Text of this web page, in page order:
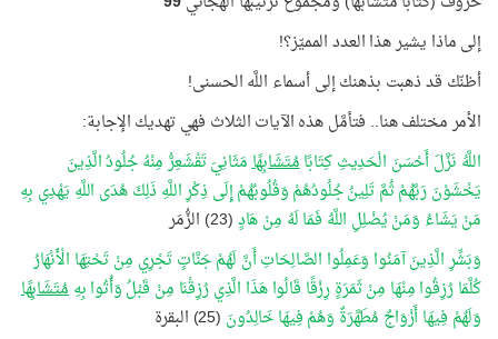
إلى ماذا يشير هذا العدد المميّز؟!
أظنّك قد ذهبت بذهنك إلى أسماء اللَّه الحسنى!
الأمر مختلف هنا.. فتأمَّل هذه الآيات الثلاث فهي تهديك الإجابة:
اللَّهُ نَزَّلَ أَحْسَنَ الْحَدِيثِ كِتَابًامُتَشَابِهًامَثَانِيَ تَقْشَعِرُّ مِنْهُ جُلُودُ الَّذِينَ
يَخْشَوْنَ رَبَّهُمْ ثُمَّ تَلِينُ جُلُودُهُمْ وَقُلُوبُهُمْ إِلَى ذِكْرِ اللَّهِ ذَلِكَ هُدَى اللَّهِ يَهْدِي بِهِ
مَنْ يَشَاءُ وَمَنْ يُضْلِلِ اللَّهُ فَمَا لَهُ مِنْ هَادٍ(23)
الزُّمَر
وَبَشِّرِ الَّذِينَ آمَنُوا وَعَمِلُوا الصَّالِحَاتِ أَنَّ لَهُمْ جَنَّاتٍ تَجْرِي مِنْ تَحْتِهَا الْأَنْهَارُ
كُلَّمَا رُزِقُوا مِنْهَا مِنْ ثَمَرَةٍ رِزْقًا قَالُوا هَذَا الَّذِي رُزِقْنَا مِنْ قَبْلُ وَأُتُوا بِهِمُتَشَابِهًا
وَلَهُمْ فِيهَا أَزْوَاجٌ مُطَهَّرَةٌ وَهُمْ فِيهَا خَالِدُونَ (25) البقرة